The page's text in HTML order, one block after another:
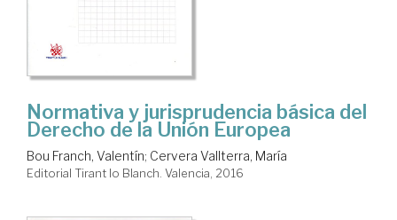
Normativa y jurisprudencia básica del
Derecho de la Unión Europea
Bou Franch, Valentín; Cervera Vallterra, María
Editorial Tirant lo Blanch. Valencia, 2016